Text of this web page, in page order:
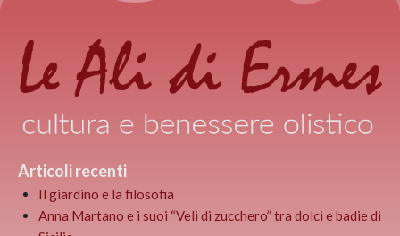
Articoli recenti
Il giardino e la filosofia
Anna Martano e i suoi “Veli di zucchero” tra dolci e badie di